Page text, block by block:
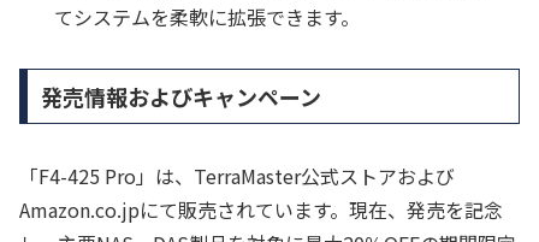
てシステムを柔軟に拡張できます。
発売情報およびキャンペーン
「F4-425 Pro」は、TerraMaster公式ストアおよび
Amazon.co.jpにて販売されています。現在、発売を記念